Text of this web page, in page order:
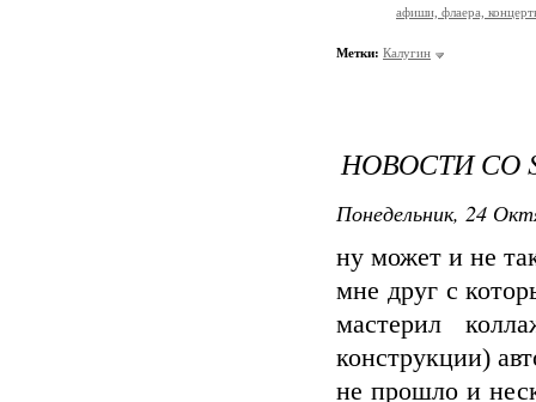
афиши, флаера,
Метки: Калугин
НОВОСТИ СО
Понедельник, 24
ну может и не
мне друг с
мастерил
конструкции)
не прошло и